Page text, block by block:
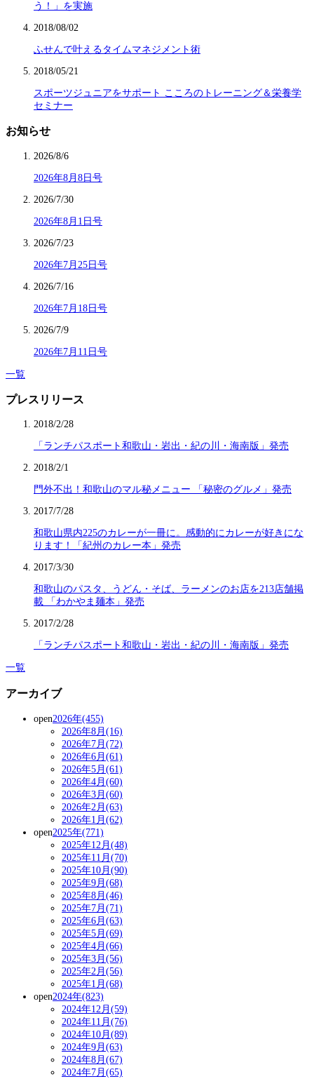
う！」を実施
2018/08/02
ふせんで叶えるタイムマネジメント術
2018/05/21
スポーツジュニアをサポート こころのトレーニング＆栄養学
セミナー
お知らせ
2026/8/6
2026年8月8日号
2026/7/30
2026年8月1日号
2026/7/23
2026年7月25日号
2026/7/16
2026年7月18日号
2026/7/9
2026年7月11日号
一覧
プレスリリース
2018/2/28
「ランチパスポート和歌山・岩出・紀の川・海南版」発売
2018/2/1
門外不出！和歌山のマル秘メニュー 「秘密のグルメ」発売
2017/7/28
和歌山県内225のカレーが一冊に。感動的にカレーが好きにな
ります！「紀州のカレー本」発売
2017/3/30
和歌山のパスタ、うどん・そば、ラーメンのお店を213店舗掲
載 「わかやま麺本」発売
2017/2/28
「ランチパスポート和歌山・岩出・紀の川・海南版」発売
一覧
アーカイブ
open2026年(455)
2026年8月(16)
2026年7月(72)
2026年6月(61)
2026年5月(61)
2026年4月(60)
2026年3月(60)
2026年2月(63)
2026年1月(62)
open2025年(771)
2025年12月(48)
2025年11月(70)
2025年10月(90)
2025年9月(68)
2025年8月(46)
2025年7月(71)
2025年6月(63)
2025年5月(69)
2025年4月(66)
2025年3月(56)
2025年2月(56)
2025年1月(68)
open2024年(823)
2024年12月(59)
2024年11月(76)
2024年10月(89)
2024年9月(63)
2024年8月(67)
2024年7月(65)